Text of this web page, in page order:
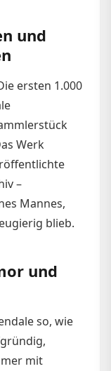
und
ersten 1.000
Werk
–
Mannes,
blieb.​
und
so, wie
mit